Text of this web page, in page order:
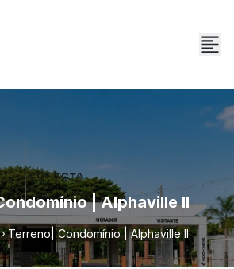
| Alphaville II
Terreno| Condomínio | Alphaville II